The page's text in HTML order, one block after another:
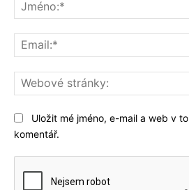
Uložit mé jméno, e-mail a web v
komentář.